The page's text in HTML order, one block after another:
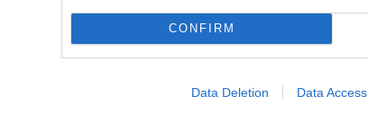
CONFIRM
Data Deletion Data Access